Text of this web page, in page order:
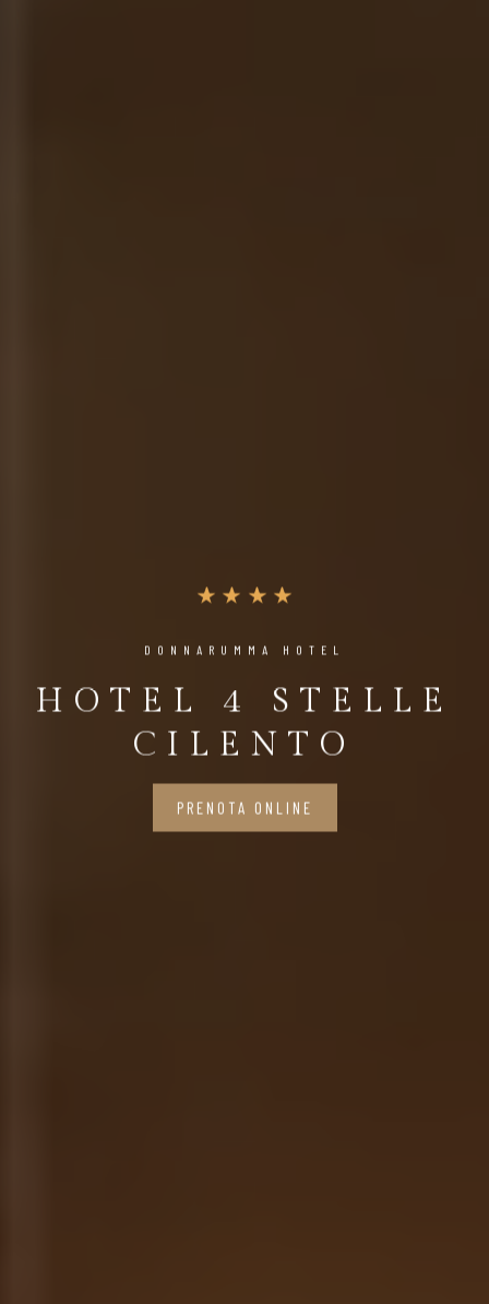
DONNARUMMA HOTEL
HOTEL 4 STELLE
CILENTO
PRENOTA ONLINE